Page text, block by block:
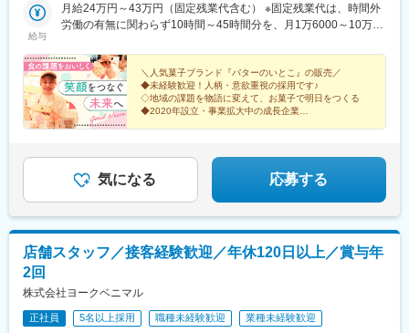
DAIRY栃木県那須郡GOOD NEWS NEIGHBORS栃木県那須郡
Chus栃木県那須塩原市HOKKAIDO BROWN CHEESE新千歳空港
ーのいとこ大丸札幌店GOOD NEWS GREENable阪急うめだ本店
GOOD NEWS OSAKA大丸心斎橋店高島屋大阪店ルクア大阪店
GOOD NEWS KYOTOジェイアール京都伊勢丹店新店舗／福岡県8
月下旬オープン予定※受動喫煙対策：敷地内禁煙
ナル駅(東京モノレール・ＪＡＬ利用)、横浜駅、梅田駅(地下鉄)、
心斎橋駅、なんば駅(南海線)、大阪駅、京都駅、さっぽろ駅、日本
田空港第１・第２ターミナル駅(京急)、新高島駅、大阪梅田駅(阪
神線)、四ツ橋駅、なんば駅(地下鉄)、九条駅(京都府)、北１２条
駅、京橋駅(東京都)、二重橋前駅、上野御徒町駅、新宿西口駅、高
輪ゲートウェイ駅、神奈川駅、大阪梅田駅(阪急線)、長堀橋駅、大
阪難波駅、東寺駅
給与
月給24万円～43万円（固定残業代含む） ※固定残業代は、時間外
労働の有無に関わらず10時間～45時間分を、月1万6000～10万
ル・前職給与などを考慮して、給与額を決定します。
＼人気菓子ブランド『バターのいとこ』の販売／
◆未経験歓迎！人柄・意欲重視の採用です♪
◇地域の課題を物語に変えて、お菓子で明日をつくる
◆2020年設立・事業拡大中の成長企業
気になる 応募する
店舗スタッフ／接客経験歓迎／年休120日以上／賞与年
2回
株式会社ヨークベニマル
正社員 5名以上採用 職種未経験歓迎 業種未経験歓迎